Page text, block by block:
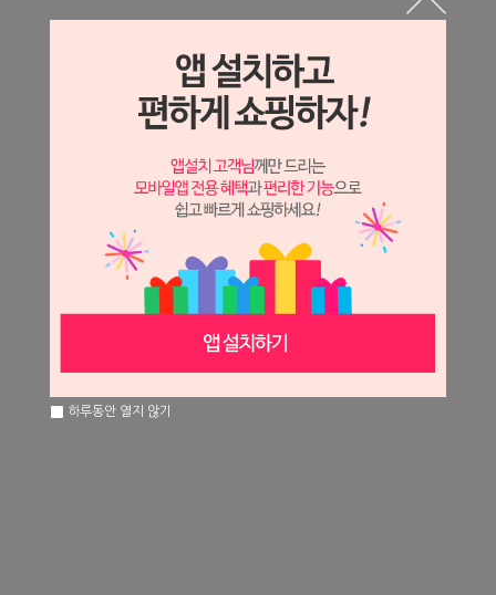
하루동안 열지 않기